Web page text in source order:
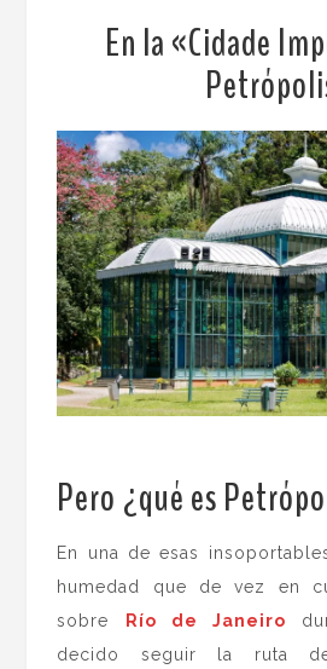
En la «Cidade
Pero ¿qué es
En una de esas
humedad que de vez en
sobre
Río de Janeiro
decido seguir la ruta